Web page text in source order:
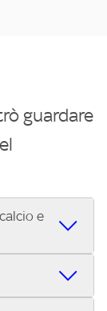
guardare
e
di Serie A,